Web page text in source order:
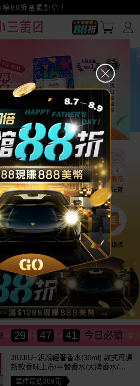
~換好禮~立即換GO~
付~美幣+全點折上折超划算
館88折爸氣加倍！
保養 盛夏提案 雨天法寶
降價搶購
今日必搶
29 : 47 : 38
JIUJIU~親親輕奢香水(30ml) 款式可選
新款香味上市/平替香水/大牌香水/大
牌平替
單件最低309元